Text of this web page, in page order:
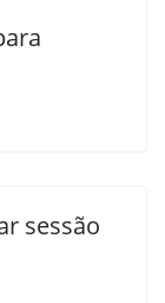
sessão